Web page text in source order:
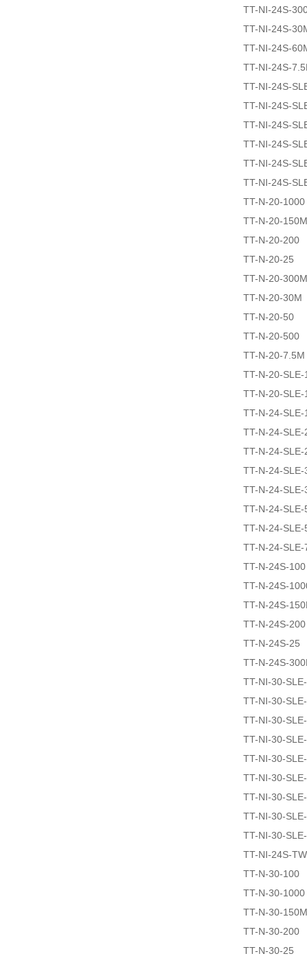
TT-NI-24S-
TT-NI-24S-
TT-NI-24S-
TT-NI-24S-
TT-NI-24S-
TT-NI-24S-
TT-NI-24S-
TT-NI-24S-
TT-NI-24S-
TT-NI-24S-
TT-N-20-1000
TT-N-20-150M
TT-N-20-200
TT-N-20-25
TT-N-20-300M
TT-N-20-30M
TT-N-20-50
TT-N-20-500
TT-N-20-7.5M
TT-N-20-SLE-
TT-N-20-SLE-
TT-N-24-SLE-
TT-N-24-SLE-
TT-N-24-SLE-
TT-N-24-SLE-
TT-N-24-SLE-
TT-N-24-SLE-
TT-N-24-SLE-
TT-N-24-SLE-
TT-N-24S-100
TT-N-24S-
TT-N-24S-
TT-N-24S-200
TT-N-24S-25
TT-N-24S-
TT-NI-30-
TT-NI-30-
TT-NI-30-
TT-NI-30-
TT-NI-30-
TT-NI-30-
TT-NI-30-
TT-NI-30-
TT-NI-30-
TT-NI-24S-
TT-N-30-100
TT-N-30-1000
TT-N-30-150M
TT-N-30-200
TT-N-30-25